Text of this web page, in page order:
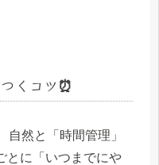
くコツ⏰
自然と「時間管理」
とに「いつまでにや